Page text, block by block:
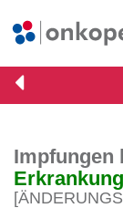
Impfungen